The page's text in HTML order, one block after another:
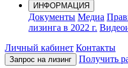
ИНФОРМАЦИЯ
Документы Медиа
лизинга в 2022 г.
Личный кабинет Контакты
Запрос на лизинг Получить